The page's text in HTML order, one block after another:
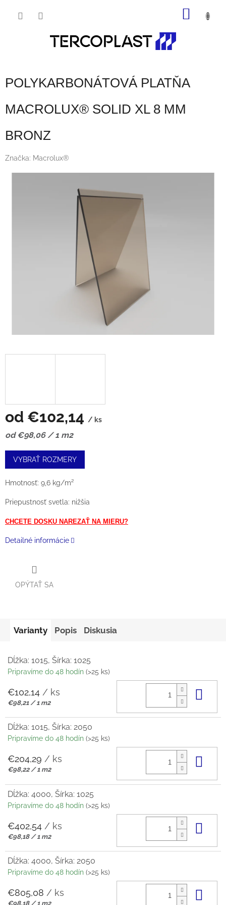
POLYKARBONÁTOVÁ PLATŇA
MACROLUX® SOLID XL 8 MM
BRONZ
Značka: Macrolux®
od €102,14 / ks
Jednotková
od €98,06 / 1 m2
VYBRAŤ ROZMERY
Hmotnosť: 9,6 kg/m²
Priepustnosť svetla: nižšia
CHCETE DOSKU NAREZAŤ NA MIERU?
Detailné informácie
OPÝTAŤ SA
Varianty Popis Diskusia
Dĺžka: 1015, Šírka: 1025
Pripravíme do 48 hodín (>25 ks)
€102,14 / ks
Jednotková
€98,21 / 1 m2
Dĺžka: 1015, Šírka: 2050
Pripravíme do 48 hodín (>25 ks)
€204,29 / ks
Jednotková
€98,22 / 1 m2
Dĺžka: 4000, Šírka: 1025
Pripravíme do 48 hodín (>25 ks)
€402,54 / ks
Jednotková
€98,18 / 1 m2
Dĺžka: 4000, Šírka: 2050
Pripravíme do 48 hodín (>25 ks)
€805,08 / ks
Jednotková
€98,18 / 1 m2